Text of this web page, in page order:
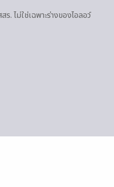
ไม่ใช่เฉพาะร่างของไอลอว์